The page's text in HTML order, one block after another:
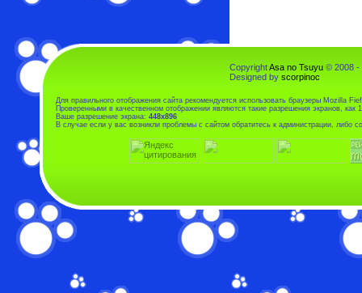
CopyrightAsa no Tsuyu © 2008 -
Designed by scorpinoc
Для правильного отображения сайта рекомендуется использовать браузеры Mozilla
Проверенными в качественном отображении являются такие разрешения экранов, как
Ваше разрешение экрана: 448x896
В случае если у вас возникли проблемы с сайтом обратитесь к администрации,